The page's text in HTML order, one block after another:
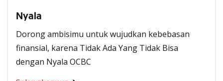
Nyala
Dorong ambisimu untuk wujudkan kebebasan
finansial, karena Tidak Ada Yang Tidak Bisa
dengan Nyala OCBC